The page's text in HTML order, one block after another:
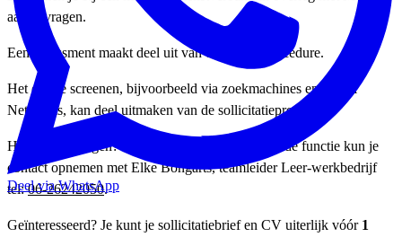
aan te vragen.
Een assessment maakt deel uit van de selectieprocedure.
Het online screenen, bijvoorbeeld via zoekmachines en Social
Networks, kan deel uitmaken van de sollicitatieprocedure.
Heb je nog vragen? Voor nadere informatie over de functie kun je
contact opnemen met Elke Bongarts, teamleider Leer-werkbedrijf
tel:06-26242050.
Geïnteresseerd? Je kunt je sollicitatiebrief en CV uiterlijk vóór 1
Deel via WhatsApp